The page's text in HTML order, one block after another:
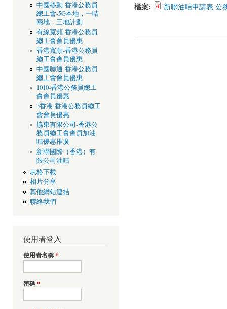
中國移動-香港公務員
總工會-5G本地，一咭
兩地，三地計劃
有線寬頻-香港公務員
總工會會員優惠
香港寬頻-香港公務員
總工會會員優惠
中國聯通-香港公務員
總工會會員優惠
1010-香港公務員總工
會會員優惠
3香港-香港公務員總工
會會員優惠
協東有限公司-香港公
務員總工會會員加油
咭優惠推廣
新聯國際（香港）有
限公司油咭
表格下載
相片分享
其他網站連結
聯絡我們
使用者登入
使用者名稱*
密碼*
檔案: 新聯油咭申請表 公